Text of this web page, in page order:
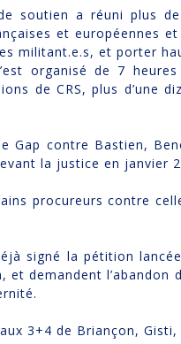
soutien a réuni plus
et européennes
militant.e.s, et porter
organisé de 7
de CRS, plus
Gap contre Bastien,
la justice en janvier
procureurs contre
signé la pétition
et demandent
3+4 de Briançon, Gisti,